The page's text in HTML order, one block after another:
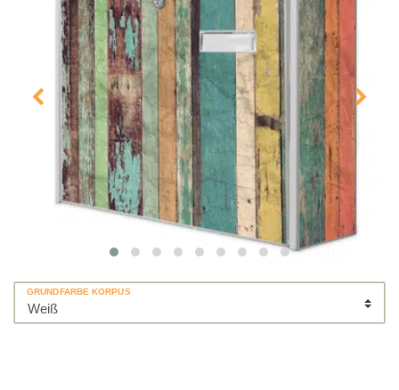
GRUNDFARBE KORPUS